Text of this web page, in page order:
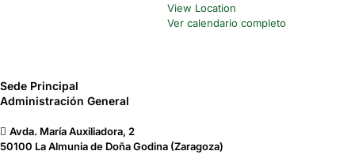
View Location
Ver calendario completo
Sede Principal
Administración General
Avda. María Auxiliadora, 2
50100 La Almunia de Doña Godina (Zaragoza)